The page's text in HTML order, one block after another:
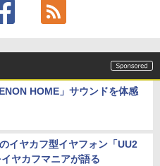
HOME」サウンドを体感
イヤカフ型イヤフォン「UU2
ヤカフマニアが語る